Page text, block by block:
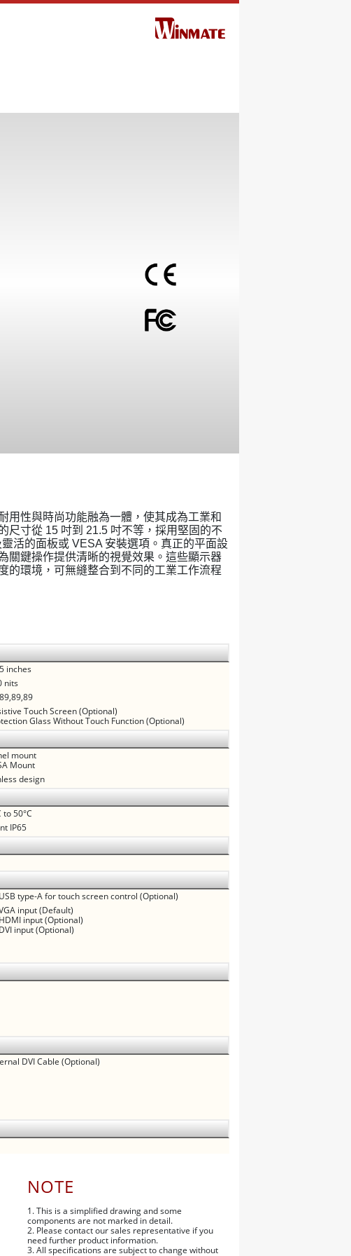
用性與時尚功能融為一體，使其成為工業和
尺寸從 15 吋到 21.5 吋不等，採用堅固的不
活的面板或 VESA 安裝選項。真正的平面設
關鍵操作提供清晰的視覺效果。這些顯示器
的環境，可無縫整合到不同的工業工作流程
inches
nits
Touch Screen (Optional)
Glass Without Touch Function (Optional)
mount
Mount
design
to 50°C
IP65
type-A for touch screen control (Optional)
input (Default)
input (Optional)
input (Optional)
DVI Cable (Optional)
NOTE
1. This is a simplified drawing and some
components are not marked in detail.
2. Please contact our sales representative if you
need further product information.
3. All specifications are subject to change without